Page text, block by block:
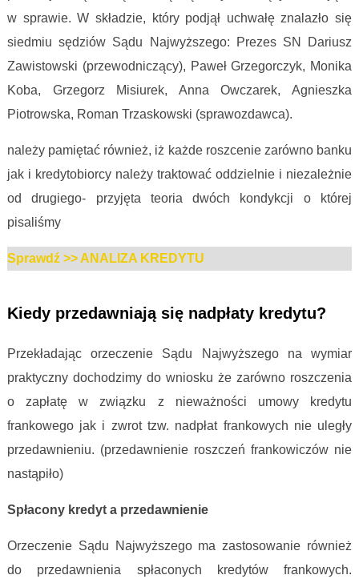
w sprawie. W składzie, który podjął uchwałę znalazło się
siedmiu sędziów Sądu Najwyższego: Prezes SN Dariusz
Zawistowski (przewodniczący), Paweł Grzegorczyk, Monika
Koba, Grzegorz Misiurek, Anna Owczarek, Agnieszka
Piotrowska, Roman Trzaskowski (sprawozdawca).
należy pamiętać również, iż każde roszcenie zarówno banku
jak i kredytobiorcy należy traktować oddzielnie i niezależnie
od drugiego- przyjęta teoria dwóch kondykcji o której
pisaliśmy
Sprawdź >> ANALIZA KREDYTU
Kiedy przedawniają się nadpłaty kredytu?
Przekładając orzeczenie Sądu Najwyższego na wymiar
praktyczny dochodzimy do wniosku że zarówno roszczenia
o zapłatę w związku z nieważności umowy kredytu
frankowego jak i zwrot tzw. nadpłat frankowych nie uległy
przedawnieniu. (przedawnienie roszczeń frankowiczów nie
nastąpiło)
Spłacony kredyt a przedawnienie
Orzeczenie Sądu Najwyższego ma zastosowanie również
do przedawnienia spłaconych kredytów frankowych.